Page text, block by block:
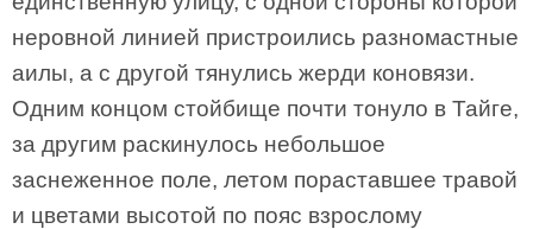
неровной линией пристроились разномастные
аилы, а с другой тянулись жерди коновязи.
Одним концом стойбище почти тонуло в Тайге,
за другим раскинулось небольшое
заснеженное поле, летом пораставшее травой
и цветами высотой по пояс взрослому